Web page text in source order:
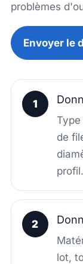
problèmes
Envoyer le
1
de
profil.
2
lot,